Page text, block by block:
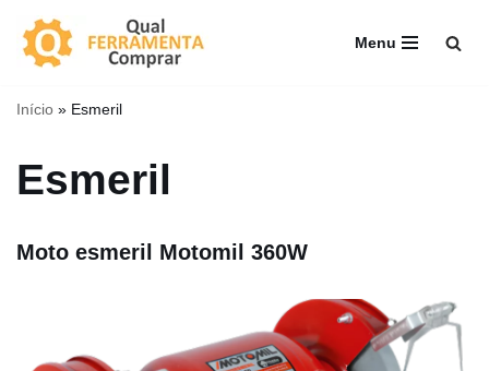
Pular
o
Menu
Início » Esmeril
Esmeril
Moto esmeril Motomil 360W